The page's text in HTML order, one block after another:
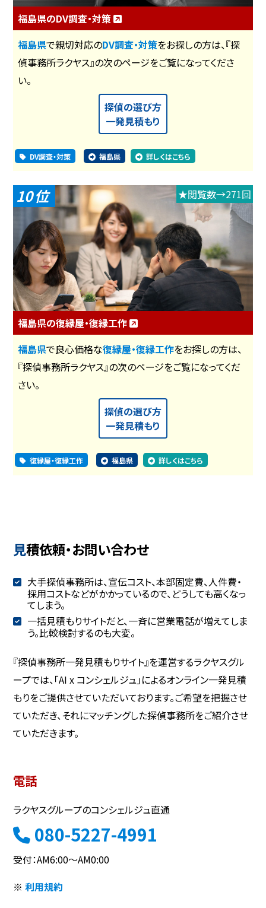
福島県のDV調査・対策
福島県で親切対応のDV調査・対策をお探しの方は、『探
偵事務所ラクヤス』の次のページをご覧になってくださ
い。
探偵の選び方
一発見積もり
DV調査・対策 福島県 詳しくはこちら
10 ★閲覧数→271回
福島県の復縁屋・復縁工作
福島県で良心価格な復縁屋・復縁工作をお探しの方は、
『探偵事務所ラクヤス』の次のページをご覧になってくだ
さい。
探偵の選び方
一発見積もり
復縁屋・復縁工作 福島県 詳しくはこちら
見積依頼・お問い合わせ
大手探偵事務所は、宣伝コスト、本部固定費、人件費・
採用コストなどがかかっているので、どうしても高くなっ
てしまう。
一括見積もりサイトだと、一斉に営業電話が増えてしま
う。比較検討するのも大変。
『探偵事務所一発見積もりサイト』を運営するラクヤスグル
ープでは、「AI x コンシェルジュ」によるオンライン一発見積
もりをご提供させていただいております。ご希望を把握させ
ていただき、それにマッチングした探偵事務所をご紹介させ
ていただきます。
電話
ラクヤスグループのコンシェルジュ直通
080-5227-4991
受付：AM6:00～AM0:00
※利用規約